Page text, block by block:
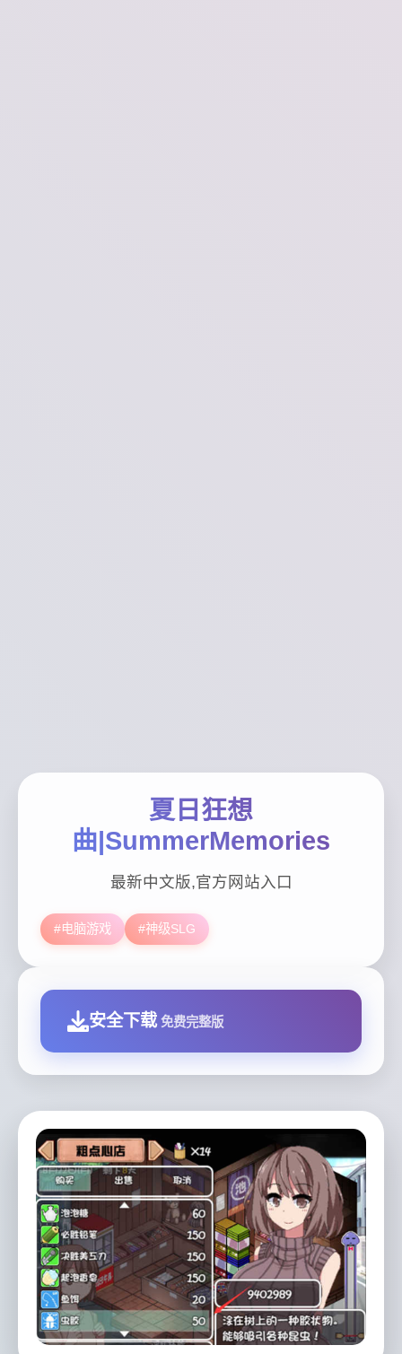
夏日狂想
曲|SummerMemories
最新中文版,官方网站入口
#电脑游戏 #神级SLG
安全下载 免费完整版